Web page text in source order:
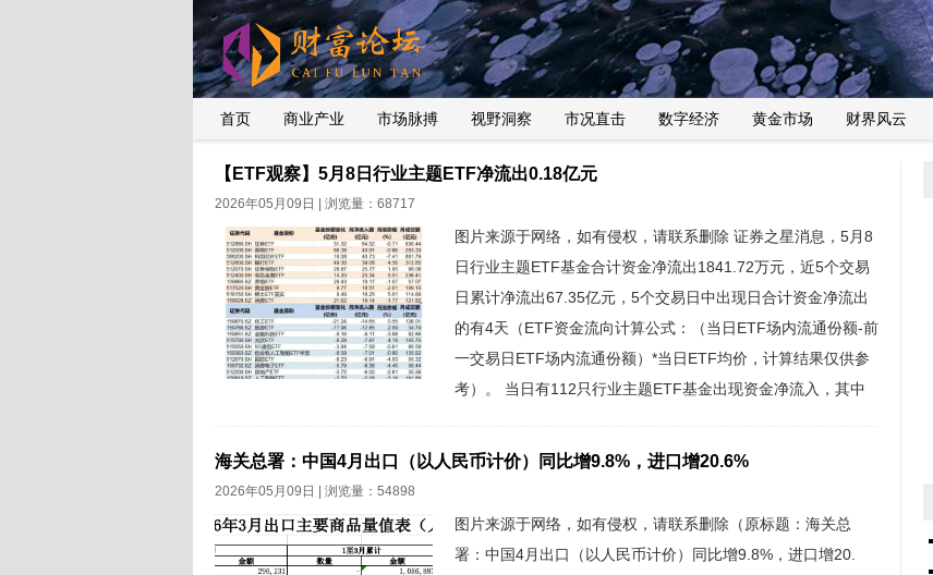
首页 商业产业 市场脉搏 视野洞察 市况直击 数字经济 黄金市场 财界风云
【ETF观察】5月8日行业主题ETF净流出0.18亿元
2026年05月09日 | 浏览量：68717
图片来源于网络，如有侵权，请联系删除 证券之星消息，5月8
日行业主题ETF基金合计资金净流出1841.72万元，近5个交易
日累计净流出67.35亿元，5个交易日中出现日合计资金净流出
的有4天（ETF资金流向计算公式：（当日ETF场内流通份额-前
一交易日ETF场内流通份额）*当日ETF均价，计算结果仅供参
考）。 当日有112只行业主题ETF基金出现资金净流入，其中
1.68亿份，净流入额为5.44亿元。图片来源...
海关总署：中国4月出口（以人民币计价）同比增9.8%，进口增20.6%
2026年05月09日 | 浏览量：54898
图片来源于网络，如有侵权，请联系删除（原标题：海关总
署：中国4月出口（以人民币计价）同比增9.8%，进口增20.